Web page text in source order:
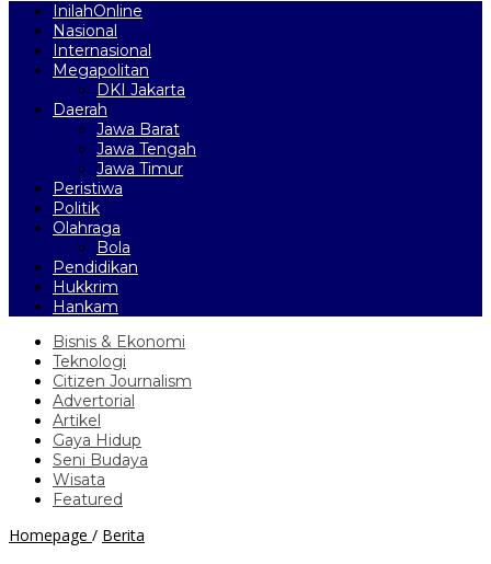
InilahOnline
Nasional
Internasional
Megapolitan
DKI Jakarta
Daerah
Jawa Barat
Jawa Tengah
Jawa Timur
Peristiwa
Politik
Olahraga
Bola
Pendidikan
Hukkrim
Hankam
Bisnis & Ekonomi
Teknologi
Citizen Journalism
Advertorial
Artikel
Gaya Hidup
Seni Budaya
Wisata
Featured
Homepage / Berita